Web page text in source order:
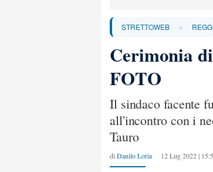
STRETTOWEB »
Cerimonia
FOTO
Il sindaco facente
all'incontro con i
Tauro
di Danilo Loria 12 Lug 2022 |